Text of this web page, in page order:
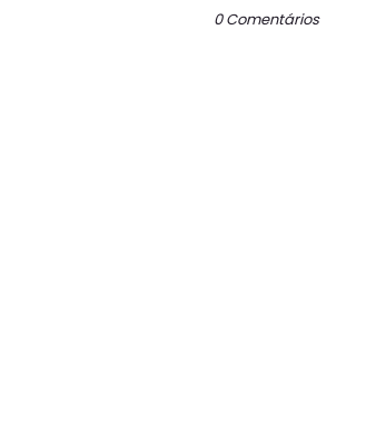
0 Comentários